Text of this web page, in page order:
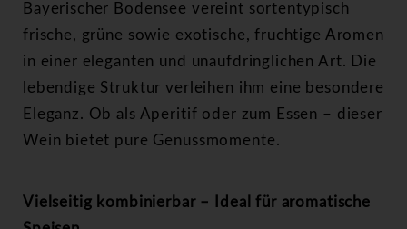
Bayerischer Bodensee vereint sortentypisch
frische, grüne sowie exotische, fruchtige Aromen
in einer eleganten und unaufdringlichen Art. Die
lebendige Struktur verleihen ihm eine besondere
Eleganz. Ob als Aperitif oder zum Essen – dieser
Wein bietet pure Genussmomente.
Vielseitig kombinierbar – Ideal für aromatische